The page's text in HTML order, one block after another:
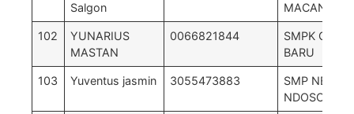
Salgon
MACANG
102
YUNARIUS
MASTAN
0066821844
SMPK GAYA
BARU
103 Yuventus jasmin 3055473883
SMP NEGRI
NDOSO